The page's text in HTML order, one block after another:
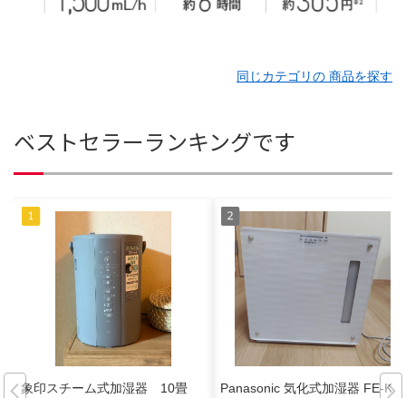
同じカテゴリの 商品を探す
ベストセラーランキングです
象印スチーム式加湿器 10畳
Panasonic 気化式加湿器 FE-KX